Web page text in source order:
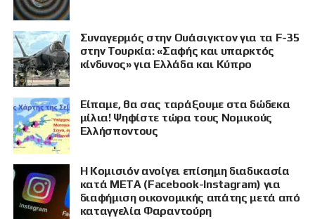
Συναγερμός στην Ουάσιγκτον για τα F-35
στην Τουρκία: «Σαφής και υπαρκτός
κίνδυνος» για Ελλάδα και Κύπρο
Είπαμε, θα σας ταράξουμε στα δώδεκα
μίλια! Ψηφίστε τώρα τους Νομικούς
Ελλήσποντους
Η Κομισιόν ανοίγει επίσημη διαδικασία
κατά META (Facebook-Instagram) για
διαφήμιση οικονομικής απάτης μετά από
καταγγελία Φαραντούρη